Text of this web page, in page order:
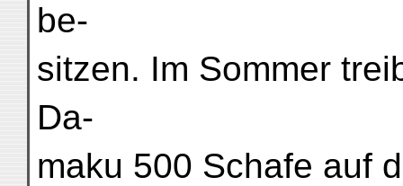
be-
sitzen. Im Sommer
Da-
maku 500 Schafe auf